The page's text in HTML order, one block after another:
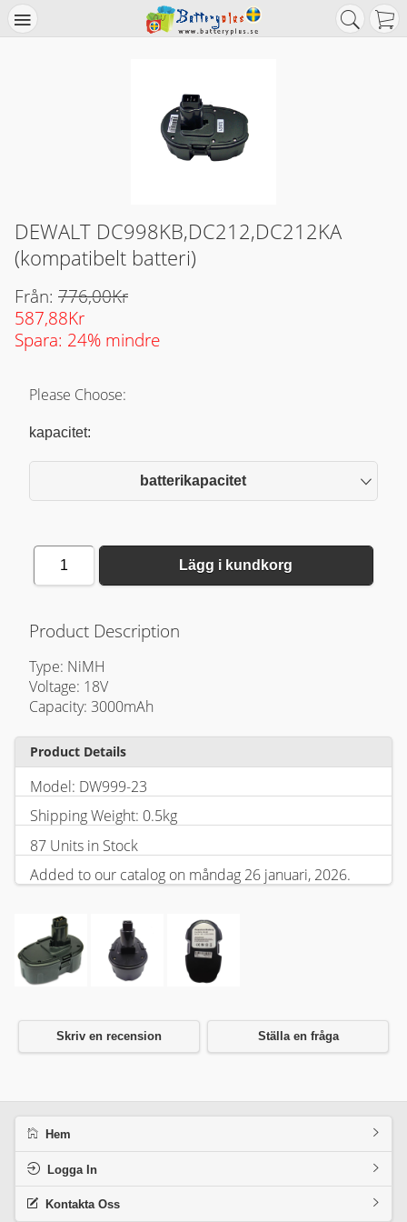
DEWALT DC998KB,DC212,DC212KA
(kompatibelt batteri)
Från: 776,00Kr
587,88Kr
Spara: 24% mindre
Please Choose:
kapacitet:
batterikapacitet
1 Lägg i kundkorg
Product Description
Type: NiMH
Voltage: 18V
Capacity: 3000mAh
Product Details
Model: DW999-23
Shipping Weight: 0.5kg
87 Units in Stock
Added to our catalog on måndag 26 januari, 2026.
Skriv en recension Ställa en fråga
Hem
Logga In
Kontakta Oss